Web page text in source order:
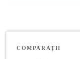
COMPARAȚII